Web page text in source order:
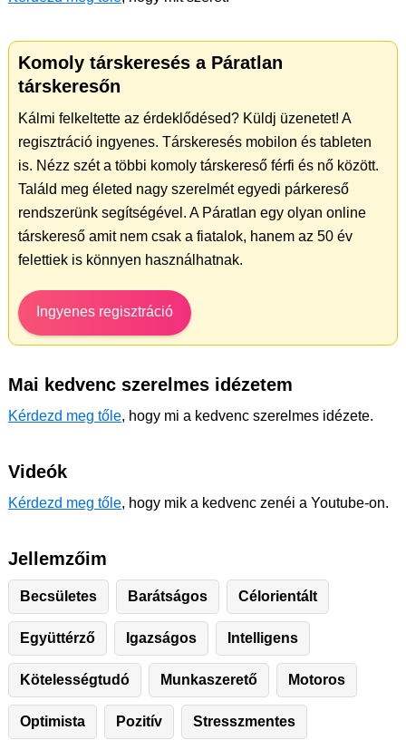
Komoly társkeresés a Páratlan
társkeresőn
Kálmi felkeltette az érdeklődésed? Küldj üzenetet! A
regisztráció ingyenes. Társkeresés mobilon és tableten
is. Nézz szét a többi komoly társkereső férfi és nő között.
Találd meg életed nagy szerelmét egyedi párkereső
rendszerünk segítségével. A Páratlan egy olyan online
társkereső amit nem csak a fiatalok, hanem az 50 év
felettiek is könnyen használhatnak.
Ingyenes regisztráció
Mai kedvenc szerelmes idézetem
Kérdezd meg tőle, hogy mi a kedvenc szerelmes idézete.
Videók
Kérdezd meg tőle, hogy mik a kedvenc zenéi a Youtube-on.
Jellemzőim
Becsületes Barátságos Célorientált
Együttérző Igazságos Intelligens
Kötelességtudó Munkaszerető Motoros
Optimista Pozitív Stresszmentes